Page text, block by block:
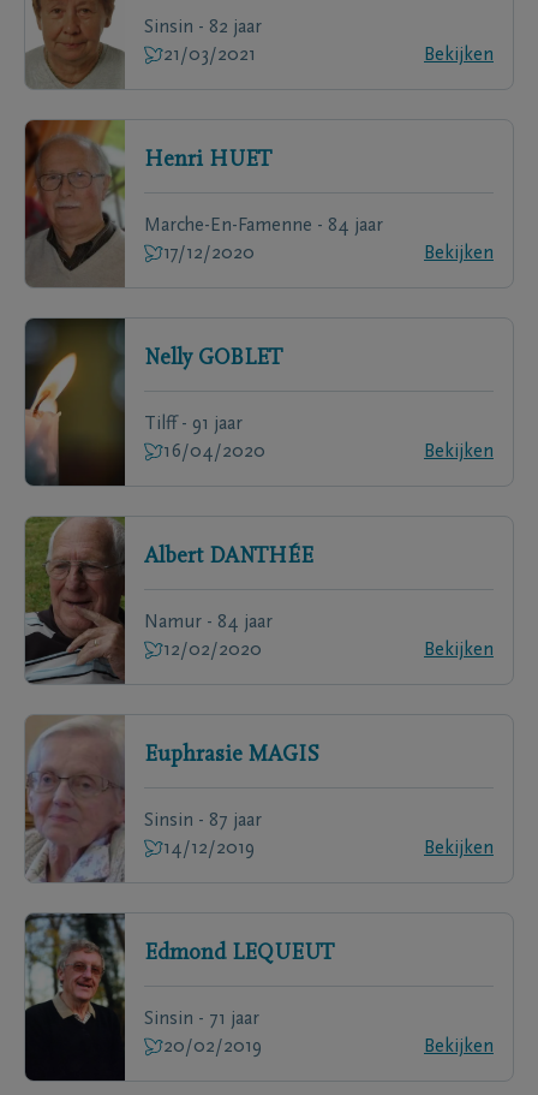
Sinsin - 82 jaar
21/03/2021
Bekijken
Henri HUET
Marche-En-Famenne - 84 jaar
17/12/2020
Bekijken
Nelly GOBLET
Tilff - 91 jaar
16/04/2020
Bekijken
Albert DANTHÉE
Namur - 84 jaar
12/02/2020
Bekijken
Euphrasie MAGIS
Sinsin - 87 jaar
14/12/2019
Bekijken
Edmond LEQUEUT
Sinsin - 71 jaar
20/02/2019
Bekijken